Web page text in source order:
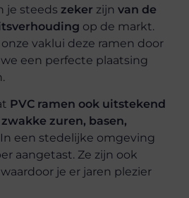
je steedszeker zijnvan de
op de markt.
vaklui deze ramen door
een perfecte plaatsing
PVC ramen ook uitstekend
zuren, basen,
In een stedelijke omgeving
aangetast. Ze zijn ook
je er jaren plezier